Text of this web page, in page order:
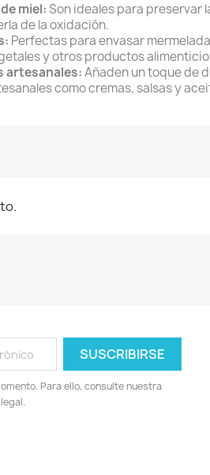
miel:Son ideales para preservar
de la oxidación.
Perfectas para envasar
y otros productos
artesanales:Añaden un toque de
como cremas, salsas y
Para ello, consulte nuestra